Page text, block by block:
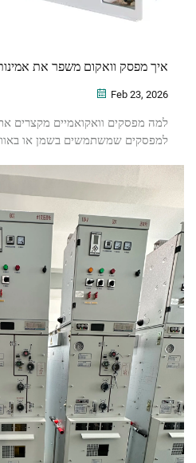
איך מפסק וואקום משפר את
Feb 23, 2026
למפסקים שמשתמשים בשמן או
ראו ראיות אמינות מחיי היום-יום.